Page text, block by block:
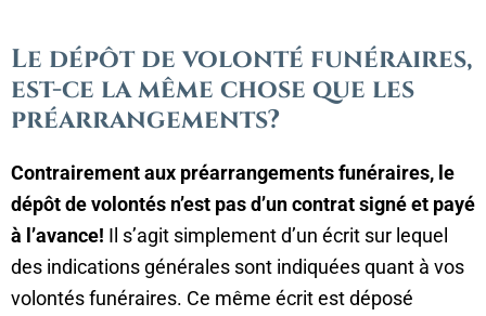
Le dépôt de volonté funéraires,
est-ce la même chose que les
préarrangements?
Contrairement aux préarrangements funéraires, le
dépôt de volontés n’est pas d’un contrat signé et payé
à l’avance! Il s’agit simplement d’un écrit sur lequel
des indications générales sont indiquées quant à vos
volontés funéraires. Ce même écrit est déposé